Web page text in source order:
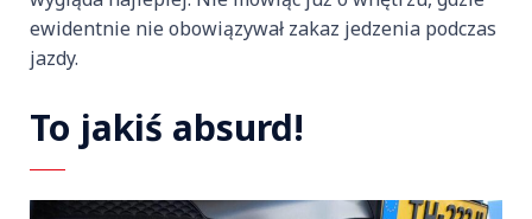
ewidentnie nie obowiązywał zakaz jedzenia podczas
jazdy.
To jakiś absurd!